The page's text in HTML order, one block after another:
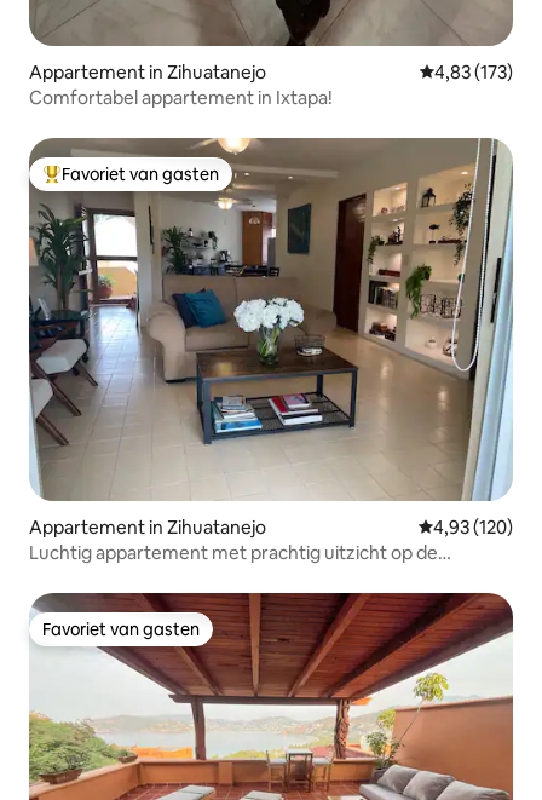
Appartement in Zihuatanejo Gemiddelde
4,83 (173)
Comfortabel appartement in Ixtapa!
Topfavoriet van gasten
Favoriet van gasten
Appartement in Zihuatanejo Gemiddelde
4,93 (120)
Luchtig appartement met prachtig uitzicht op de
Favoriet van gasten
Favoriet van gasten